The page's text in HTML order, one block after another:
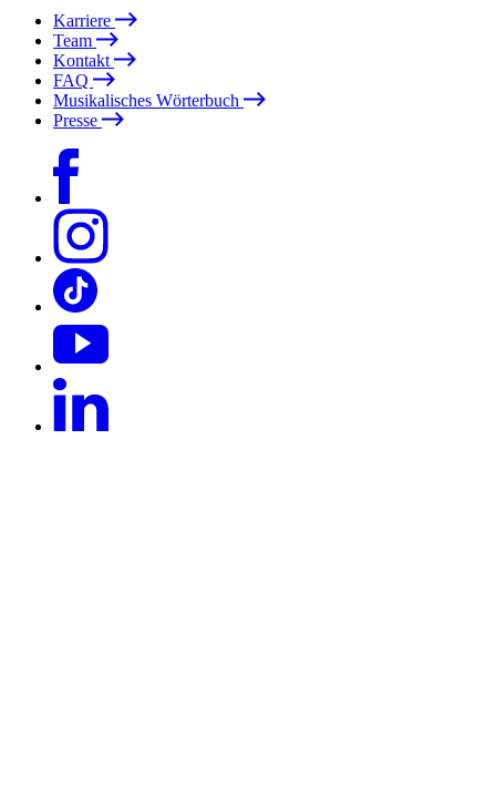
Karriere
Team
Kontakt
FAQ
Musikalisches Wörterbuch
Presse